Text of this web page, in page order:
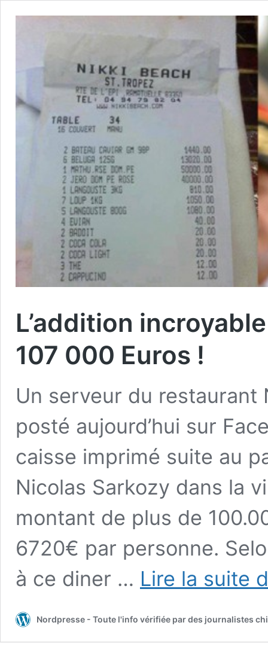
L’addition
107 000 Euros !
Un serveur du restaurant
posté aujourd’hui sur
caisse imprimé suite au
Nicolas Sarkozy dans la
montant de plus de
6720€ par personne.
à ce diner … Lire la suite
Nordpresse - Toute l'info vérifiée par des journalistes